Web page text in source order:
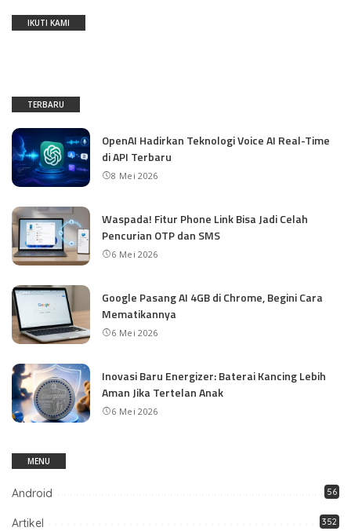
IKUTI KAMI
TERBARU
OpenAI Hadirkan Teknologi Voice AI Real-Time
di API Terbaru
8 Mei 2026
Waspada! Fitur Phone Link Bisa Jadi Celah
Pencurian OTP dan SMS
6 Mei 2026
Google Pasang AI 4GB di Chrome, Begini Cara
Mematikannya
6 Mei 2026
Inovasi Baru Energizer: Baterai Kancing Lebih
Aman Jika Tertelan Anak
6 Mei 2026
MENU
Android 56
Artikel 352